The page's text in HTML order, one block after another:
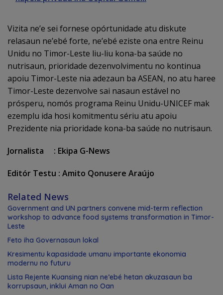
Vizita ne’e sei fornese opórtunidade atu diskute
relasaun ne’ebé forte, ne’ebé eziste ona entre Reinu
Unidu no Timor-Leste liu-liu kona-ba saúde no
nutrisaun, prioridade dezenvolvimentu no kontinua
apoiu Timor-Leste nia adezaun ba ASEAN, no atu haree
Timor-Leste dezenvolve sai nasaun estável no
prósperu, nomós programa Reinu Unidu-UNICEF mak
ezemplu ida hosi komitmentu sériu atu apoiu
Prezidente nia prioridade kona-ba saúde no nutrisaun.
Jornalista : Ekipa G-News
Editór Testu : Amito Qonusere Araújo
Related News
Government and UN partners convene mid-term reflection
workshop to advance food systems transformation in Timor-
Leste
Feto iha Governasaun lokal
Kresimentu kapasidade umanu importante ekonomia
modernu no futuru
Lista Rejente Kuansing nian ne’ebé hetan akuzasaun ba
korrupsaun, inklui Aman no Oan